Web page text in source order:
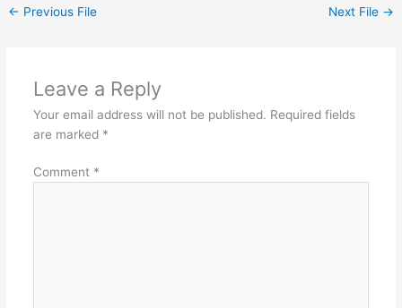
← Previous File Next File →
Leave a Reply
Your email address will not be published. Required fields
are marked *
Comment *